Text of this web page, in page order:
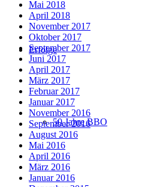
Erfolge
50 Jahre BBO
Mai 2018
April 2018
November 2017
Oktober 2017
September 2017
Juni 2017
April 2017
März 2017
Februar 2017
Januar 2017
November 2016
September 2016
August 2016
Mai 2016
April 2016
März 2016
Januar 2016